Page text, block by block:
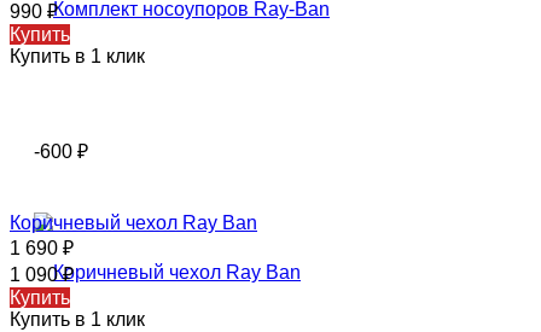
990 ₽
Купить
Купить в 1 клик
-600 ₽
Коричневый чехол Ray Ban
1 690 ₽
1 090₽
Купить
Купить в 1 клик